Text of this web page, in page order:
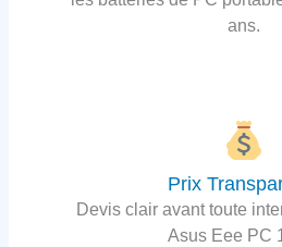
ans.
Prix
Devis clair avant toute
Asus Eee PC